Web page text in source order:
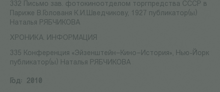
332 Письмо зав. фотокиноотделом торгпредства СССР в
Париже В.Голованя К.И.Шведчикову, 1927 публикатор(ы)
Наталья РЯБЧИКОВА
ХРОНИКА. ИНФОРМАЦИЯ
335 Конференция «Эйзенштейн–Кино–История», Нью-Йорк
публикатор(ы) Наталья РЯБЧИКОВА
Год:
2010